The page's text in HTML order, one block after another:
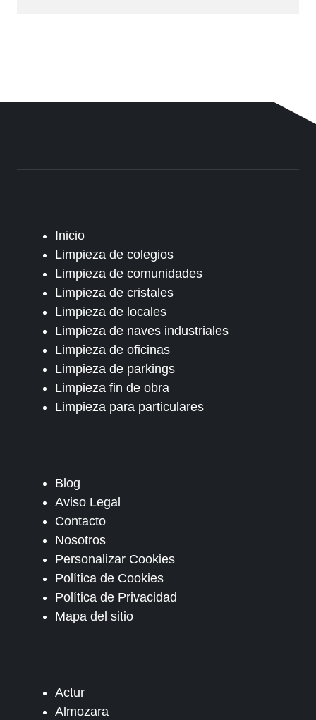
Inicio
Limpieza de colegios
Limpieza de comunidades
Limpieza de cristales
Limpieza de locales
Limpieza de naves industriales
Limpieza de oficinas
Limpieza de parkings
Limpieza fin de obra
Limpieza para particulares
Blog
Aviso Legal
Contacto
Nosotros
Personalizar Cookies
Política de Cookies
Política de Privacidad
Mapa del sitio
Actur
Almozara